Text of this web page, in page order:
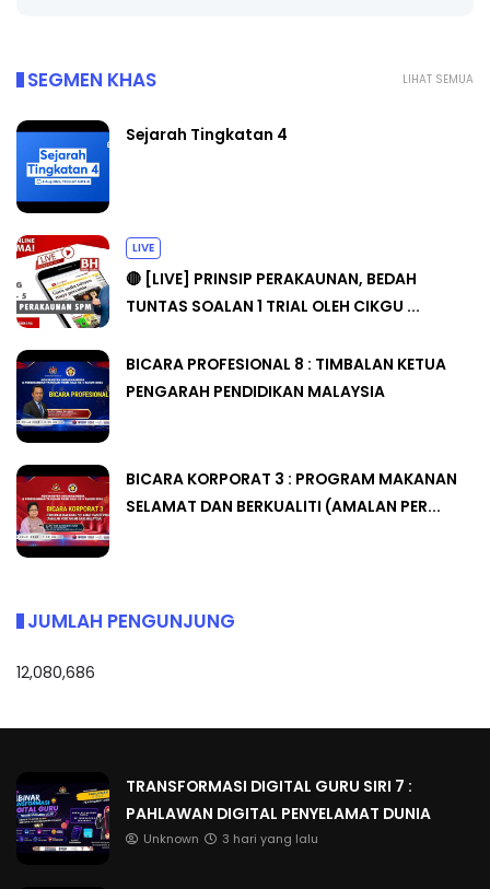
LIHAT SEMUA
SEGMEN KHAS
Sejarah Tingkatan 4
LIVE
🔴 [LIVE] PRINSIP PERAKAUNAN, BEDAH
TUNTAS SOALAN 1 TRIAL OLEH CIKGU ...
BICARA PROFESIONAL 8 : TIMBALAN KETUA
PENGARAH PENDIDIKAN MALAYSIA
BICARA KORPORAT 3 : PROGRAM MAKANAN
SELAMAT DAN BERKUALITI (AMALAN PER...
JUMLAH PENGUNJUNG
12,080,686
TRANSFORMASI DIGITAL GURU SIRI 7 :
PAHLAWAN DIGITAL PENYELAMAT DUNIA
Unknown 3 hari yang lalu